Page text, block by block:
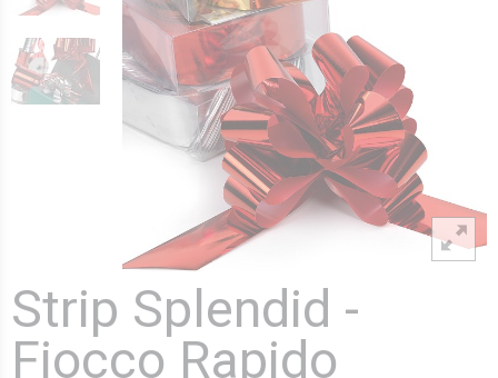
Strip Splendid -
Fiocco Rapido